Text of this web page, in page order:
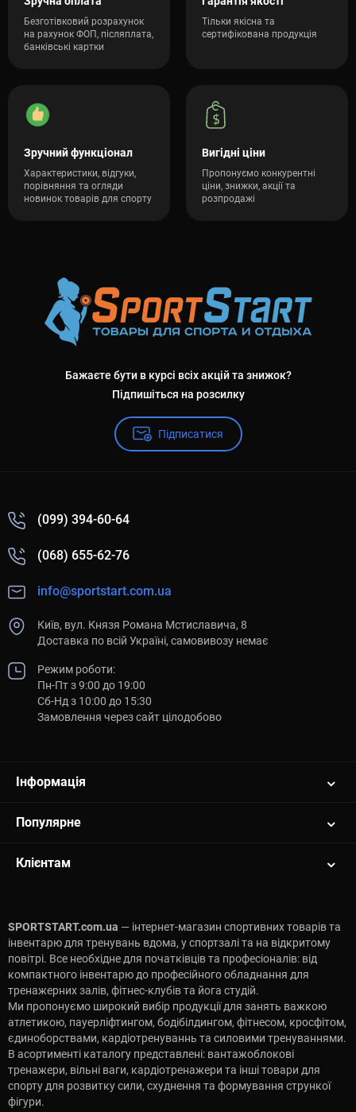
Безготівковий розрахунок
на рахунок ФОП, післяплата,
банківські картки
Тільки якісна та
сертифікована продукція
Зручний функціонал
Характеристики, відгуки,
порівняння та огляди
новинок товарів для спорту
Вигідні ціни
Пропонуємо конкурентні
ціни, знижки, акції та
розпродажі
Бажаєте бути в курсі всіх акцій та знижок?
Підпишіться на розсилку
Підписатися
(099) 394-60-64
(068) 655-62-76
info@sportstart.com.ua
Київ, вул. Князя Романа Мстиславича, 8
Доставка по всій Україні, самовивозу немає
Режим роботи:
Пн-Пт з 9:00 до 19:00
Сб-Нд з 10:00 до 15:30
Замовлення через сайт цілодобово
Інформація
Популярне
Клієнтам
SPORTSTART.com.ua — інтернет-магазин спортивних товарів та
інвентарю для тренувань вдома, у спортзалі та на відкритому
повітрі. Все необхідне для початківців та професіоналів: від
компактного інвентарю до професійного обладнання для
тренажерних залів, фітнес-клубів та йога студій.
Ми пропонуємо широкий вибір продукції для занять важкою
атлетикою, пауерліфтингом, бодібілдингом, фітнесом, кросфітом,
єдиноборствами, кардіотренуваннь та силовими тренуваннями.
В асортименті каталогу представлені: вантажоблокові
тренажери, вільні ваги, кардіотренажери та інші товари для
спорту для розвитку сили, схуднення та формування стрункої
фігури.